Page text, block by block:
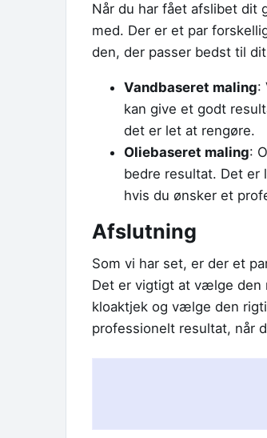
Når du har fået afslibet dit
med. Der er et par
den, der passer bedst til
Vandbaseret maling:
kan give et godt
det er let at rengøre.
Oliebaseret maling:
bedre resultat. Det
hvis du ønsker et
Afslutning
Som vi har set, er der et
Det er vigtigt at vælge den
kloaktjek og vælge den
professionelt resultat, når